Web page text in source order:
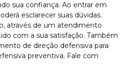
sua confiança. Ao entrar em
esclarecer suas dúvidas.
através de um atendimento
com a sua satisfação. Também
de direção defensiva para
preventiva. Fale com